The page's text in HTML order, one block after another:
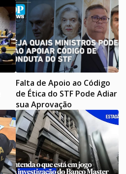
Falta de Apoio ao Código
de Ética do STF Pode Adiar
sua Aprovação